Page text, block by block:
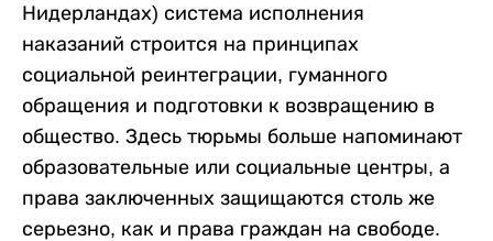
Нидерландах) система исполнения
наказаний строится на принципах
социальной реинтеграции, гуманного
обращения и подготовки к возвращению в
общество. Здесь тюрьмы больше напоминают
образовательные или социальные центры, а
права заключенных защищаются столь же
серьезно, как и права граждан на свободе.